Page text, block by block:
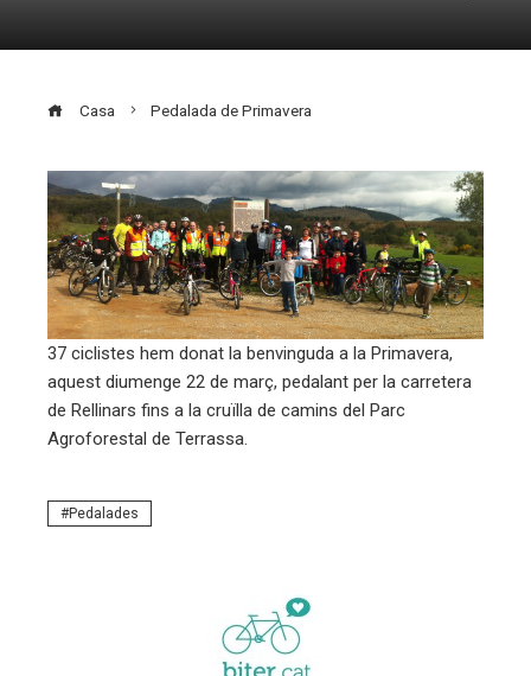
Casa Pedalada de Primavera
37 ciclistes hem donat la benvinguda a la Primavera,
aquest diumenge 22 de març, pedalant per la carretera
de Rellinars fins a la cruïlla de camins del Parc
Agroforestal de Terrassa.
Pedalades